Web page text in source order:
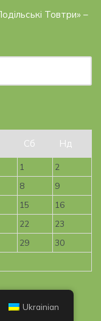
Товтри» –
Сб Нд
1
2
8
9
15
16
22
23
29
30
2019-2026
Ukrainian